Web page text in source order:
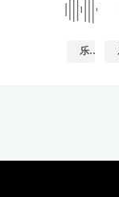
乐观的